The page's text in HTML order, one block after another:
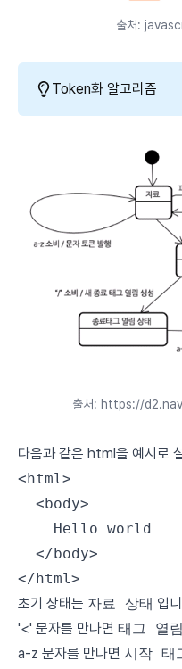
출처:
Token화 알고리즘
출처: https://
다음과 같은 html을 예시로
<html>
  <
body>
    Hello world
  </
body>
</html>
초기 상태는 자료 상태 입
'<' 문자를 만나면 태그 열
a-z 문자를 만나면 시작 태